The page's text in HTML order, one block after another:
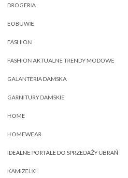
DROGERIA
EOBUWIE
FASHION
FASHION AKTUALNE TRENDY MODOWE
GALANTERIA DAMSKA
GARNITURY DAMSKIE
HOME
HOMEWEAR
IDEALNE PORTALE DO SPRZEDAŻY UBRAŃ
KAMIZELKI